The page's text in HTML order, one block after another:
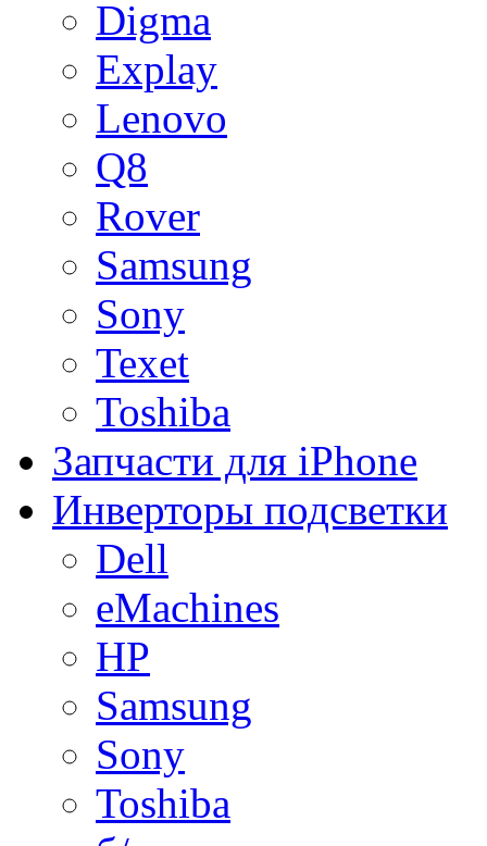
Digma
Explay
Lenovo
Q8
Rover
Samsung
Sony
Texet
Toshiba
Запчасти для iPhone
Инверторы подсветки
Dell
eMachines
HP
Samsung
Sony
Toshiba